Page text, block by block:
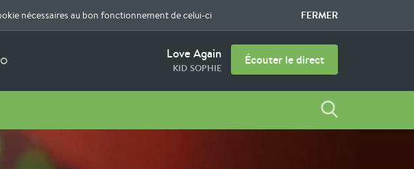
nécessaires au bon fonctionnement de celui-ci FERMER
Love Again
KID SOPHIE
Écouter le direct